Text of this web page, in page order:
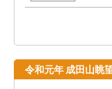
令和元年 成田山眺